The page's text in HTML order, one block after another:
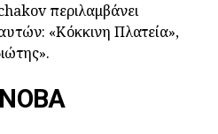
περιλαμβάνει
«Κόκκινη Πλατεία»,